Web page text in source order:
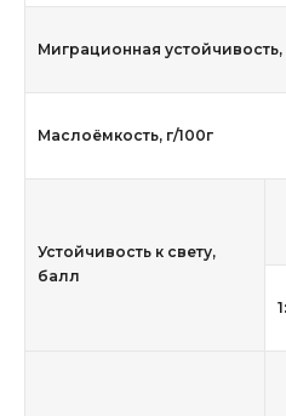
Миграционная
Маслоёмкость, г/100г
Устойчивость к свету,
балл